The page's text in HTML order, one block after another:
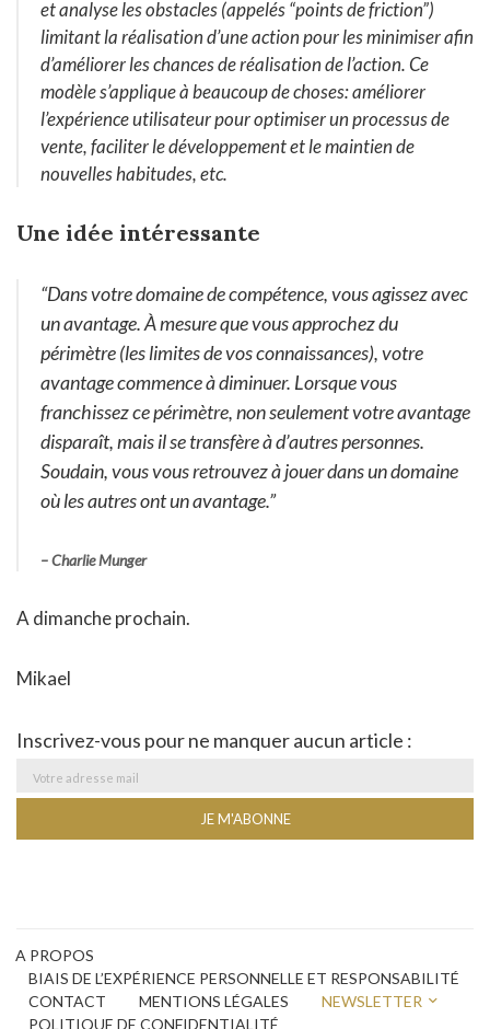
et analyse les obstacles (appelés “points de friction”)
limitant la réalisation d’une action pour les minimiser afin
d’améliorer les chances de réalisation de l’action. Ce
modèle s’applique à beaucoup de choses: améliorer
l’expérience utilisateur pour optimiser un processus de
vente, faciliter le développement et le maintien de
nouvelles habitudes, etc.
Une idée intéressante
“Dans votre domaine de compétence, vous agissez avec
un avantage. À mesure que vous approchez du
périmètre (les limites de vos connaissances), votre
avantage commence à diminuer. Lorsque vous
franchissez ce périmètre, non seulement votre avantage
disparaît, mais il se transfère à d’autres personnes.
Soudain, vous vous retrouvez à jouer dans un domaine
où les autres ont un avantage.”
– Charlie Munger
A dimanche prochain.
Mikael
Inscrivez-vous pour ne manquer aucun article :
A PROPOS
BIAIS DE L’EXPÉRIENCE PERSONNELLE ET RESPONSABILITÉ
CONTACT
MENTIONS LÉGALES
NEWSLETTER
POLITIQUE DE CONFIDENTIALITÉ